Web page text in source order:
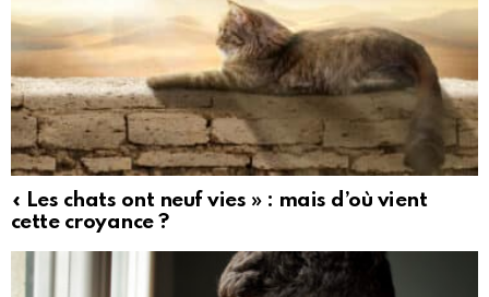
« Les chats ont neuf vies » : mais d’où vient
cette croyance ?